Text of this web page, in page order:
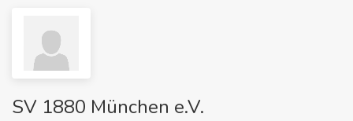
SV 1880 München e.V.